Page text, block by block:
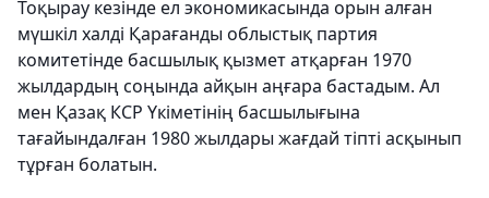
Тоқырау кезінде ел экономикасында орын алған
мүшкіл халді Қарағанды облыстық партия
комитетінде басшылық қызмет атқарған 1970
жылдардың соңында айқын аңғара бастадым. Ал
мен Қазақ КСР Үкіметінің басшылығына
тағайындалған 1980 жылдары жағдай тіпті асқынып
тұрған болатын.